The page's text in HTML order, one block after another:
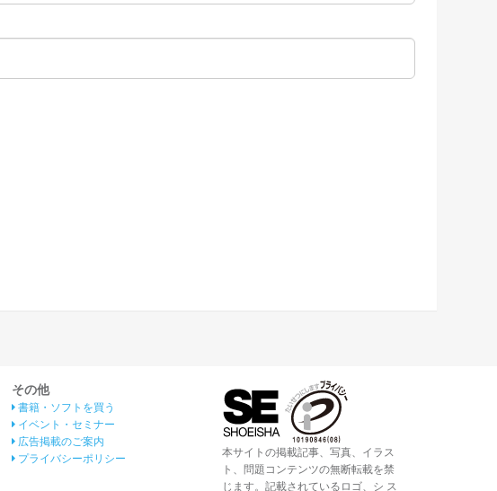
その他
書籍・ソフトを買う
イベント・セミナー
広告掲載のご案内
プライバシーポリシー
本サイトの掲載記事、写真、イラス
ト、問題コンテンツの無断転載を禁
じます。記載されているロゴ、シ ス